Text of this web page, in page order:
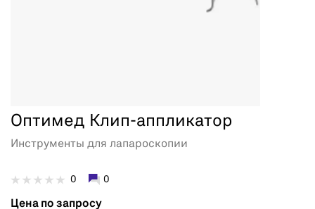
Оптимед Клип-аппликатор
Инструменты для лапароскопии
0 0
Цена по запросу